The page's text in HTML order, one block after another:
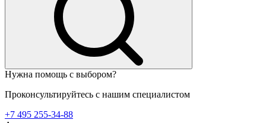
Нужна помощь с выбором?
Проконсультируйтесь с нашим специалистом
+7 495 255-34-88